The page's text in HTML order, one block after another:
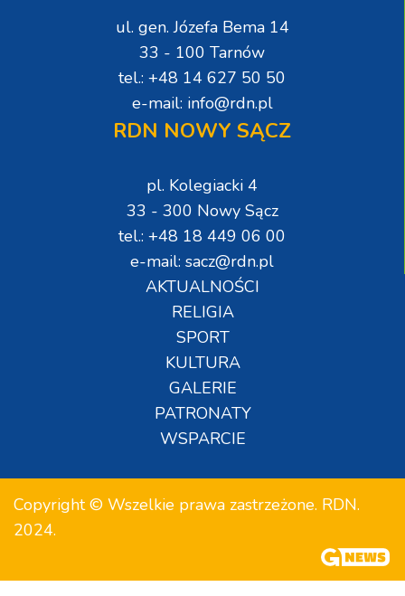
ul. gen. Józefa Bema 14
33 - 100 Tarnów
tel.: +48 14 627 50 50
e-mail: info@rdn.pl
RDN NOWY SĄCZ
pl. Kolegiacki 4
33 - 300 Nowy Sącz
tel.: +48 18 449 06 00
e-mail: sacz@rdn.pl
AKTUALNOŚCI
RELIGIA
SPORT
KULTURA
GALERIE
PATRONATY
WSPARCIE
Copyright © Wszelkie prawa zastrzeżone. RDN.
2024.